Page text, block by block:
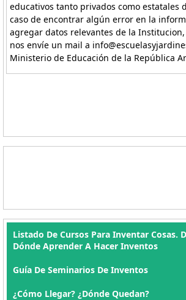
educativos tanto privados como estatales
caso de encontrar algún error en la
agregar datos relevantes de la
nos envíe un mail a
Ministerio de Educación de la República
Listado De Cursos Para Inventar Cosas.
Dónde Aprender A Hacer Inventos
Guía De Seminarios De Inventos
¿Cómo Llegar? ¿Dónde Quedan?